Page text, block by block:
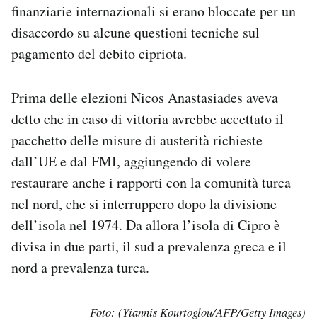
finanziarie internazionali si erano bloccate per un
disaccordo su alcune questioni tecniche sul
pagamento del debito cipriota.
Prima delle elezioni Nicos Anastasiades aveva
detto che in caso di vittoria avrebbe accettato il
pacchetto delle misure di austerità richieste
dall’UE e dal FMI, aggiungendo di volere
restaurare anche i rapporti con la comunità turca
nel nord, che si interruppero dopo la divisione
dell’isola nel 1974. Da allora l’isola di Cipro è
divisa in due parti, il sud a prevalenza greca e il
nord a prevalenza turca.
Foto: (Yiannis Kourtoglou/AFP/Getty Images)